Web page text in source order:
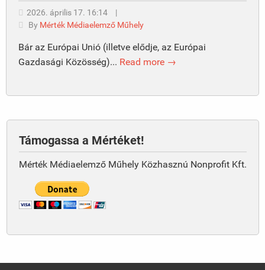
2026. április 17. 16:14
|
By Mérték Médiaelemző Műhely
Bár az Európai Unió (illetve elődje, az Európai
Gazdasági Közösség)... Read more →
Támogassa a Mértéket!
Mérték Médiaelemző Műhely Közhasznú Nonprofit Kft.